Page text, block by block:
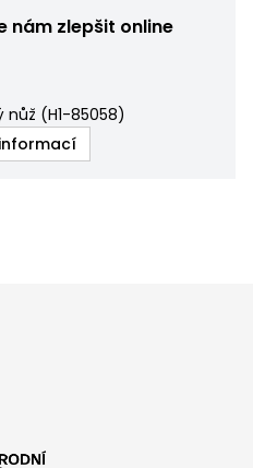
nám zlepšit online
nůž (H1-85058)